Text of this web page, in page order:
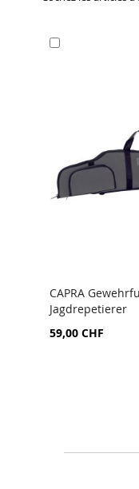
AJOUTER
AU
CAPRA
Jagdrepetierer
59,00 CHF